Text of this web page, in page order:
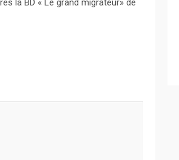
la BD « Le grand migrateur» de